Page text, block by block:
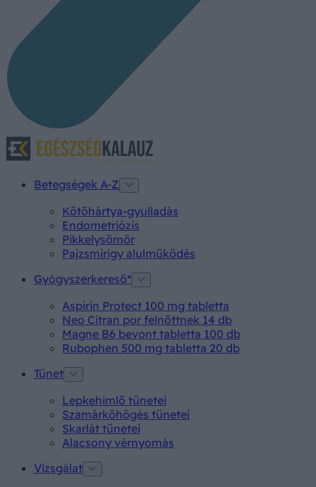
Betegségek A-Z
Kötőhártya-gyulladás
Endometriózis
Pikkelysömör
Pajzsmirigy alulműködés
Gyógyszerkereső*
Aspirin Protect 100 mg tabletta
Neo Citran por felnőttnek 14 db
Magne B6 bevont tabletta 100 db
Rubophen 500 mg tabletta 20 db
Tünet
Lepkehimlő tünetei
Szamárköhögés tünetei
Skarlát tünetei
Alacsony vérnyomás
Vizsgálat